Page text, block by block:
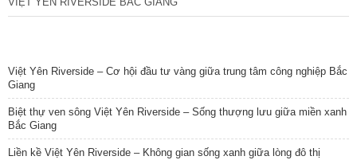
Việt Yên Riverside – Cơ hội đầu tư vàng giữa trung tâm công nghiệp Bắc
Giang
Biệt thự ven sông Việt Yên Riverside – Sống thượng lưu giữa miền xanh
Bắc Giang
Liền kề Việt Yên Riverside – Không gian sống xanh giữa lòng đô thị